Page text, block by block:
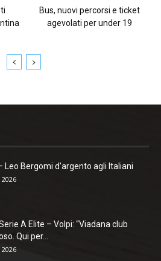
Bus, nuovi percorsi e ticket
agevolati per under 19
Leo Bergomi d’argento agli Italiani
A Elite – Volpi: “Viadana club
Qui per...